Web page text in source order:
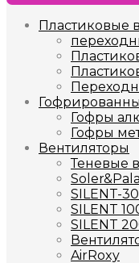
Пластиковые
Гофры
Гофры
Вентиляторы
Теневые
SILENT-
SILENT
SILENT
AirRoxy